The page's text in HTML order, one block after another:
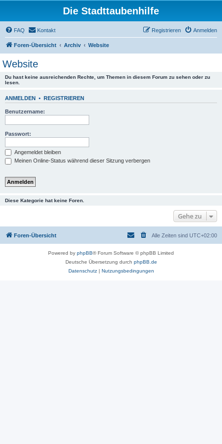
Die Stadttaubenhilfe
FAQ Kontakt Anmelden
Registrieren
Foren-Übersicht Archiv Website
Website
Du hast keine ausreichenden Rechte, um Themen in diesem Forum zu sehen oder zu
lesen.
ANMELDEN • REGISTRIEREN
Benutzername:
Passwort:
Angemeldet bleiben
Meinen Online-Status während dieser Sitzung verbergen
Diese Kategorie hat keine Foren.
Gehe zu
Foren-Übersicht Alle Zeiten sind UTC+02:00
Powered by phpBB® Forum Software © phpBB Limited
Deutsche Übersetzung durch phpBB.de
Datenschutz| Nutzungsbedingungen